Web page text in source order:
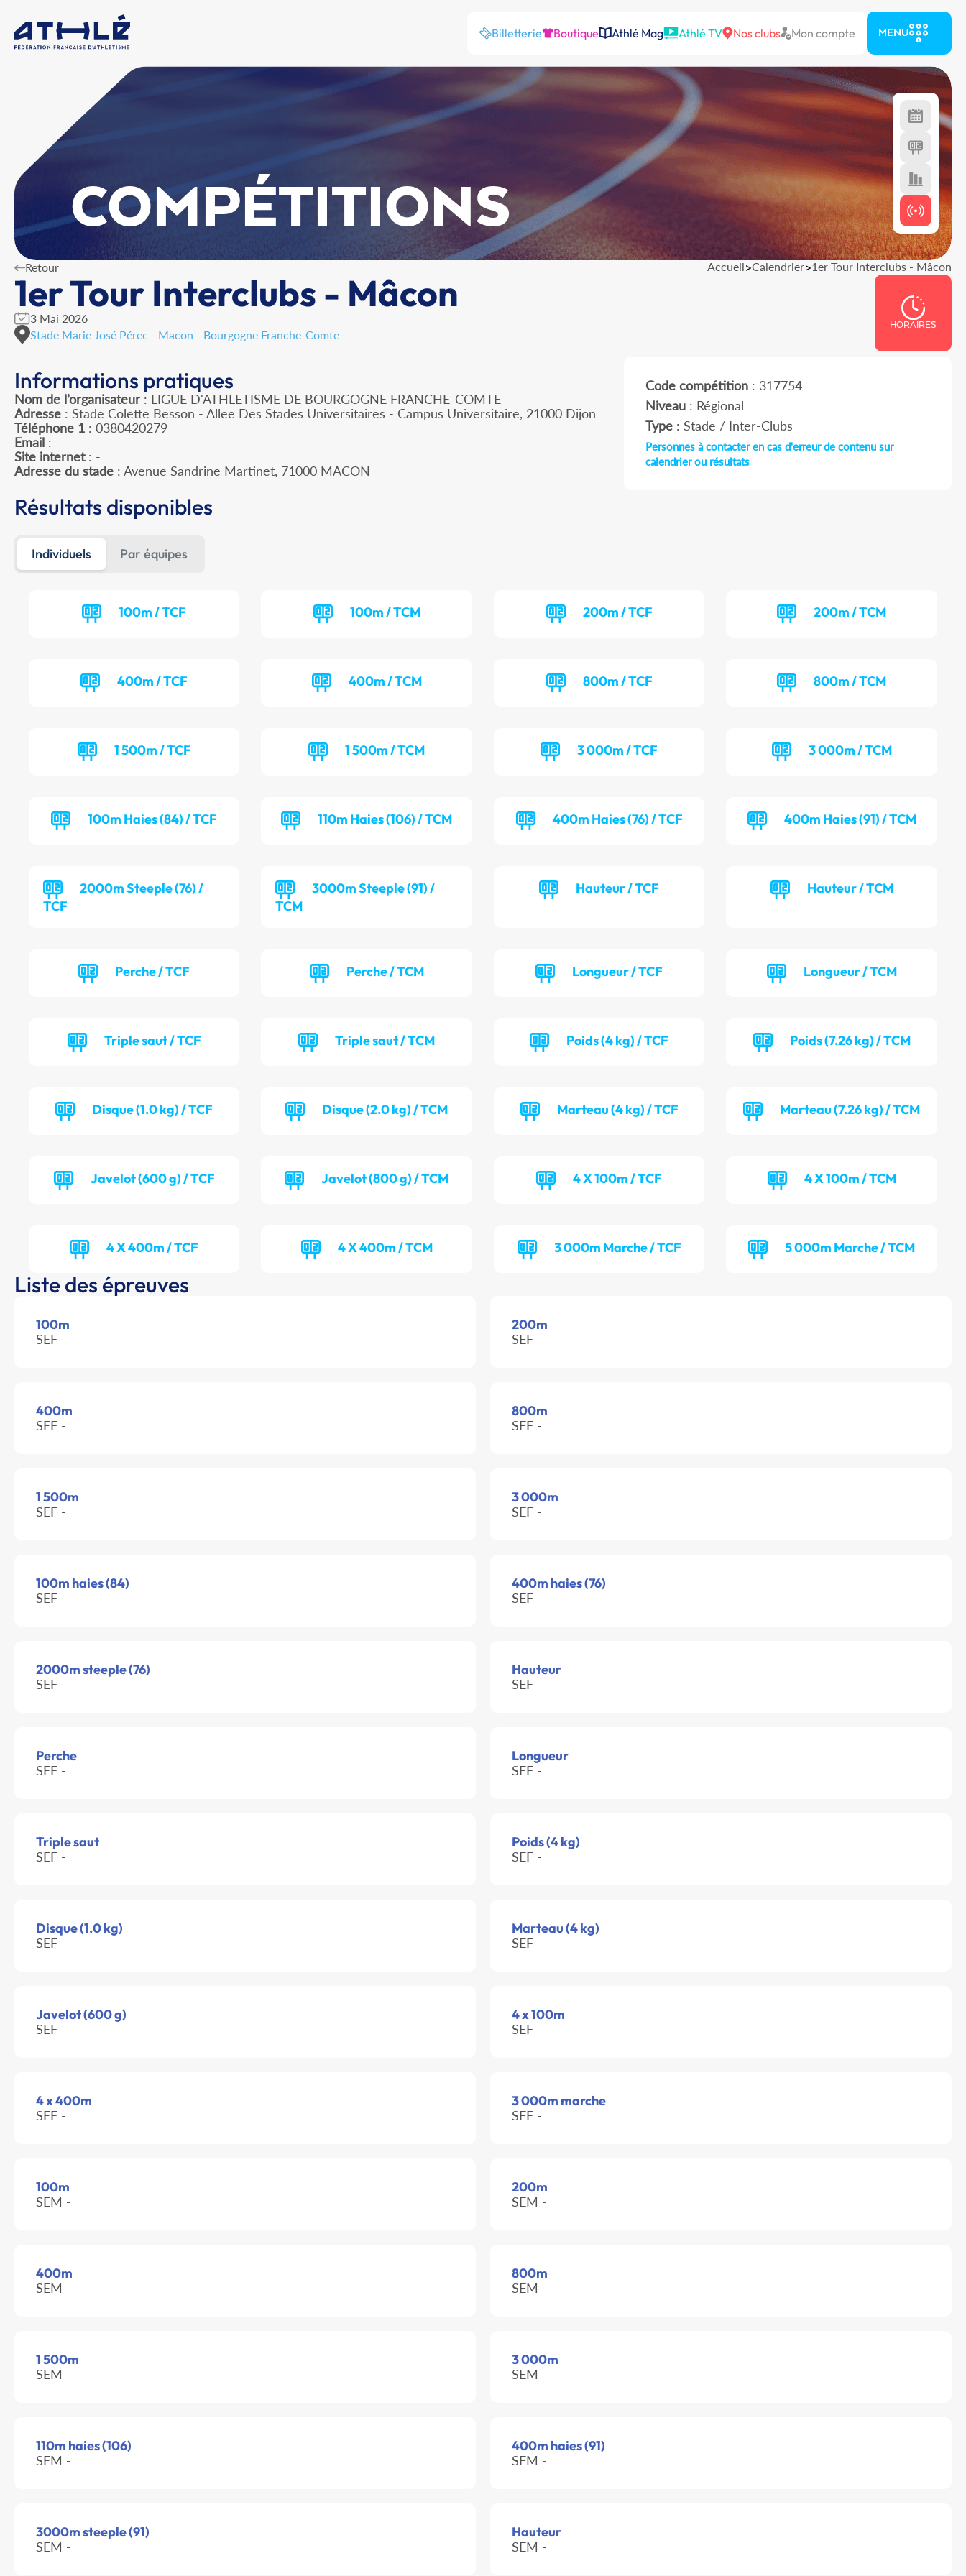
Billetterie Boutique Athlé Mag Athlé TV Nos clubs Mon compte MENU
COMPÉTITIONS
Retour Accueil>Calendrier>1er Tour Interclubs - Mâcon
1er Tour Interclubs - Mâcon
3 Mai 2026
Stade Marie José Pérec - Macon - Bourgogne Franche-Comte
HORAIRES
Informations pratiques
Nom de l’organisateur : LIGUE D'ATHLETISME DE BOURGOGNE FRANCHE-COMTE
Adresse : Stade Colette Besson - Allee Des Stades Universitaires - Campus Universitaire, 21000 Dijon
Téléphone 1 : 0380420279
Email : -
Site internet: -
Adresse du stade : Avenue Sandrine Martinet, 71000 MACON
Code compétition: 317754
Niveau: Régional
Type: Stade / Inter-Clubs
Personnes à contacter en cas d'erreur de contenu sur
calendrier ou résultats
Résultats disponibles
Individuels Par équipes
100m / TCF 100m / TCM 200m / TCF 200m / TCM
400m / TCF 400m / TCM 800m / TCF 800m / TCM
1 500m / TCF 1 500m / TCM 3 000m / TCF 3 000m / TCM
100m Haies (84) / TCF 110m Haies (106) / TCM 400m Haies (76) / TCF 400m Haies (91) / TCM
2000m Steeple (76) /
TCF
3000m Steeple (91) /
TCM
Hauteur / TCF Hauteur / TCM
Perche / TCF Perche / TCM Longueur / TCF Longueur / TCM
Triple saut / TCF Triple saut / TCM Poids (4 kg) / TCF Poids (7.26 kg) / TCM
Disque (1.0 kg) / TCF Disque (2.0 kg) / TCM Marteau (4 kg) / TCF Marteau (7.26 kg) / TCM
Javelot (600 g) / TCF Javelot (800 g) / TCM 4 X 100m / TCF 4 X 100m / TCM
4 X 400m / TCF 4 X 400m / TCM 3 000m Marche / TCF 5 000m Marche / TCM
Liste des épreuves
100m
SEF -
200m
SEF -
400m
SEF -
800m
SEF -
1 500m
SEF -
3 000m
SEF -
100m haies (84)
SEF -
400m haies (76)
SEF -
2000m steeple (76)
SEF -
Hauteur
SEF -
Perche
SEF -
Longueur
SEF -
Triple saut
SEF -
Poids (4 kg)
SEF -
Disque (1.0 kg)
SEF -
Marteau (4 kg)
SEF -
Javelot (600 g)
SEF -
4 x 100m
SEF -
4 x 400m
SEF -
3 000m marche
SEF -
100m
SEM -
200m
SEM -
400m
SEM -
800m
SEM -
1 500m
SEM -
3 000m
SEM -
110m haies (106)
SEM -
400m haies (91)
SEM -
3000m steeple (91)
SEM -
Hauteur
SEM -